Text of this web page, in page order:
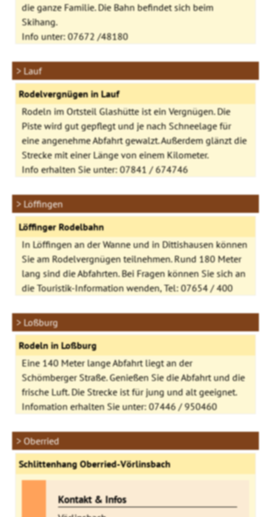
die ganze Familie. Die Bahn befindet sich beim
Skihang.
Info unter: 07672 /48180
> Lauf
Rodelvergnügen in Lauf
Rodeln im Ortsteil Glashütte ist ein Vergnügen. Die
Piste wird gut gepflegt und je nach Schneelage für
eine angenehme Abfahrt gewalzt. Außerdem glänzt die
Strecke mit einer Länge von einem Kilometer.
Info erhalten Sie unter: 07841 / 674746
> Löffingen
Löffinger Rodelbahn
In Löffingen an der Wanne und in Dittishausen können
Sie am Rodelvergnügen teilnehmen. Rund 180 Meter
lang sind die Abfahrten. Bei Fragen können Sie sich an
die Touristik-Information wenden, Tel: 07654 / 400
> Loßburg
Rodeln in Loßburg
Eine 140 Meter lange Abfahrt liegt an der
Schömberger Straße. Genießen Sie die Abfahrt und die
frische Luft. Die Strecke ist für jung und alt geeignet.
Infomation erhalten Sie unter: 07446 / 950460
> Oberried
Schlittenhang Oberried-Vörlinsbach
Kontakt & Infos